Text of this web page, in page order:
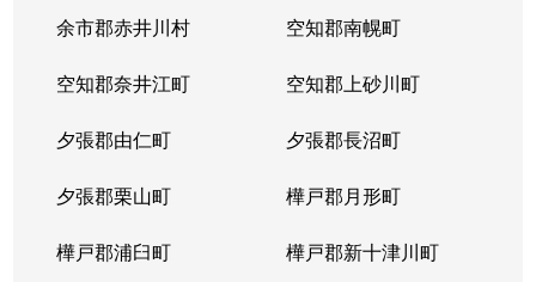
余市郡赤井川村 空知郡南幌町
空知郡奈井江町 空知郡上砂川町
夕張郡由仁町 夕張郡長沼町
夕張郡栗山町 樺戸郡月形町
樺戸郡浦臼町 樺戸郡新十津川町